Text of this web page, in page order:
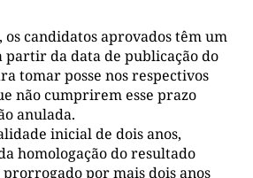
candidatos aprovados têm um
partir da data de publicação do
tomar posse nos respectivos
não cumprirem esse prazo
anulada.
inicial de dois anos,
homologação do resultado
por mais dois anos